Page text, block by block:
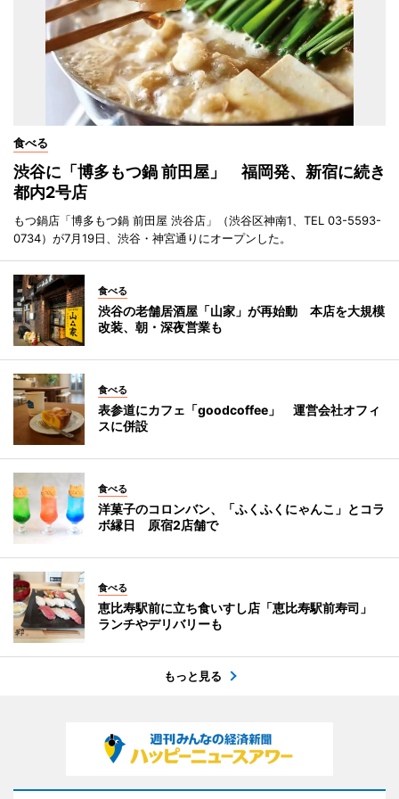
食べる
渋谷に「博多もつ鍋 前田屋」 福岡発、新宿に続き
都内2号店
もつ鍋店「博多もつ鍋 前田屋 渋谷店」（渋谷区神南1、TEL 03-5593-
0734）が7月19日、渋谷・神宮通りにオープンした。
食べる
渋谷の老舗居酒屋「山家」が再始動 本店を大規模
改装、朝・深夜営業も
食べる
表参道にカフェ「goodcoffee」 運営会社オフィ
スに併設
食べる
洋菓子のコロンバン、「ふくふくにゃんこ」とコラ
ボ縁日 原宿2店舗で
食べる
恵比寿駅前に立ち食いすし店「恵比寿駅前寿司」
ランチやデリバリーも
もっと見る